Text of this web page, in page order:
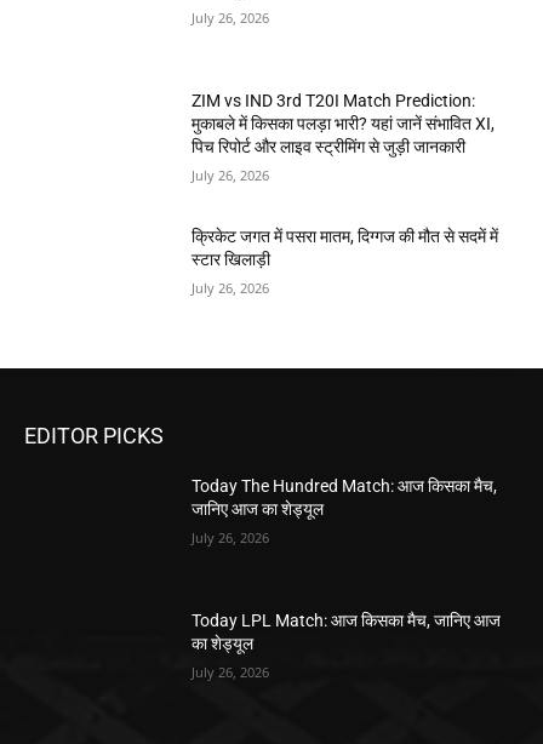
July 26, 2026
ZIM vs IND 3rd T20I Match Prediction:
मुकाबले में किसका पलड़ा भारी? यहां जानें संभावित XI,
पिच रिपोर्ट और लाइव स्ट्रीमिंग से जुड़ी जानकारी
July 26, 2026
क्रिकेट जगत में पसरा मातम, दिग्गज की मौत से सदमें में
स्टार खिलाड़ी
July 26, 2026
EDITOR PICKS
Today The Hundred Match: आज किसका मैच,
जानिए आज का शेड्यूल
July 26, 2026
Today LPL Match: आज किसका मैच, जानिए आज
का शेड्यूल
July 26, 2026